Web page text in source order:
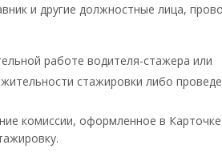
и другие должностные лица,
работе водителя-стажера или
стажировки либо
комиссии, оформленное в